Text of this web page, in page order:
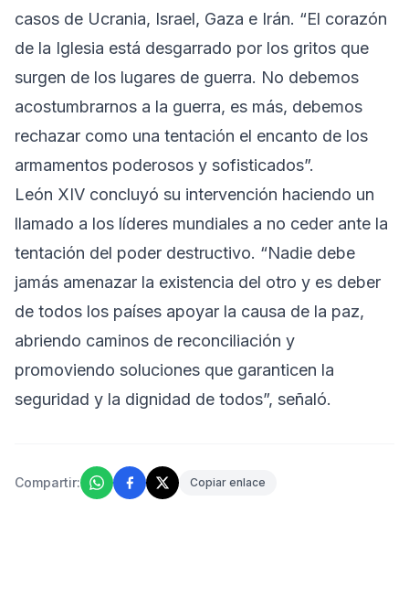
casos de Ucrania, Israel, Gaza e Irán. “El corazón
de la Iglesia está desgarrado por los gritos que
surgen de los lugares de guerra. No debemos
acostumbrarnos a la guerra, es más, debemos
rechazar como una tentación el encanto de los
armamentos poderosos y sofisticados”.
León XIV concluyó su intervención haciendo un
llamado a los líderes mundiales a no ceder ante la
tentación del poder destructivo. “Nadie debe
jamás amenazar la existencia del otro y es deber
de todos los países apoyar la causa de la paz,
abriendo caminos de reconciliación y
promoviendo soluciones que garanticen la
seguridad y la dignidad de todos”, señaló.
Compartir: Copiar enlace